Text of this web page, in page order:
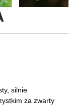
silnie
za zwarty